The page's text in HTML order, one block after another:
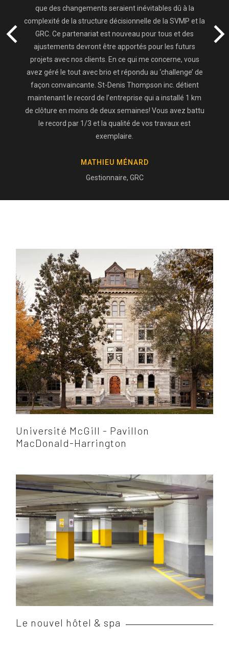
que des changements seraient inévitables dû à la
complexité de la structure décisionnelle de la SVMP et la
GRC. Ce partenariat est nouveau pour tous et des
ajustements devront être apportés pour les futurs
projets avec nos clients. En ce qui me concerne, vous
avez géré le tout avec brio et répondu au ‘challenge’ de
façon convaincante. St-Denis Thompson inc. détient
maintenant le record de l’entreprise qui a installé 1 km
de clôture en moins de deux semaines! Vous avez battu
le record par 1/3 et la qualité de vos travaux est
exemplaire.
MATHIEU MÉNARD
Gestionnaire, GRC
Université McGill - Pavillon
MacDonald-Harrington
Le nouvel hôtel & spa